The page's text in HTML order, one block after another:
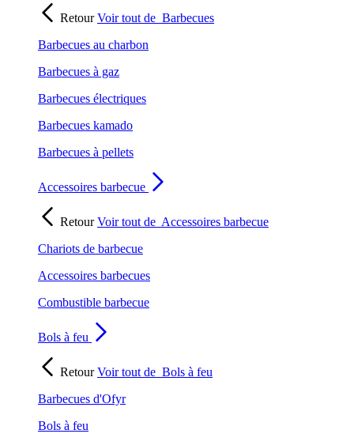
RetourVoir tout de Barbecues
Barbecues au charbon
Barbecues à gaz
Barbecues électriques
Barbecues kamado
Barbecues à pellets
Accessoires barbecue
RetourVoir tout de Accessoires barbecue
Chariots de barbecue
Accessoires barbecues
Combustible barbecue
Bols à feu
RetourVoir tout de Bols à feu
Barbecues d'Ofyr
Bols à feu